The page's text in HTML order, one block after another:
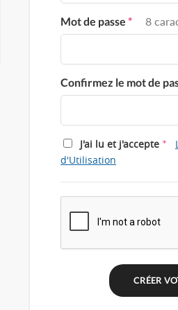
Mot de passe * 8
Confirmez le mot de
J'ai lu et j'accepte *
d'Utilisation